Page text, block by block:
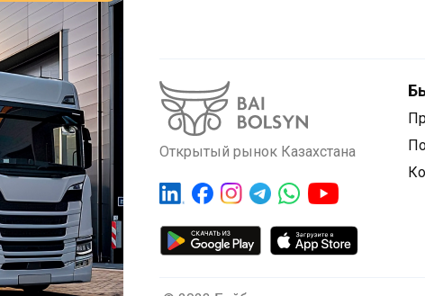
Открытый рынок Казахстана